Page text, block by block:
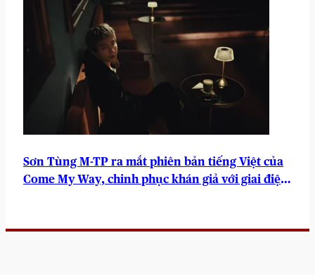
Sơn Tùng M-TP ra mắt phiên bản tiếng Việt của
Come My Way, chinh phục khán giả với giai điệu